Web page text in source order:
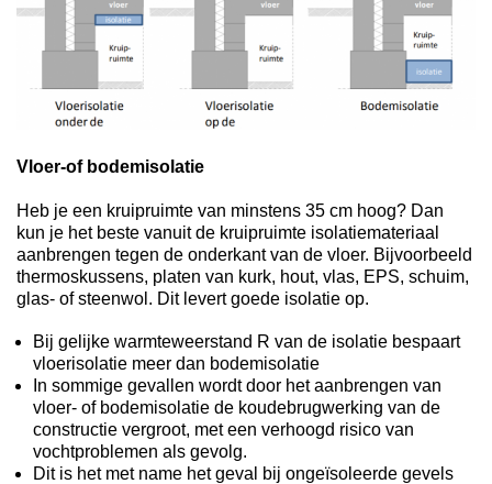
Vloer-of bodemisolatie
Heb je een kruipruimte van minstens 35 cm hoog? Dan
kun je het beste vanuit de kruipruimte isolatiemateriaal
aanbrengen tegen de onderkant van de vloer. Bijvoorbeeld
thermoskussens, platen van kurk, hout, vlas, EPS, schuim,
glas- of steenwol. Dit levert goede isolatie op.
Bij gelijke warmteweerstand R van de isolatie bespaart
vloerisolatie meer dan bodemisolatie
In sommige gevallen wordt door het aanbrengen van
vloer- of bodemisolatie de koudebrugwerking van de
constructie vergroot, met een verhoogd risico van
vochtproblemen als gevolg.
Dit is het met name het geval bij ongeïsoleerde gevels